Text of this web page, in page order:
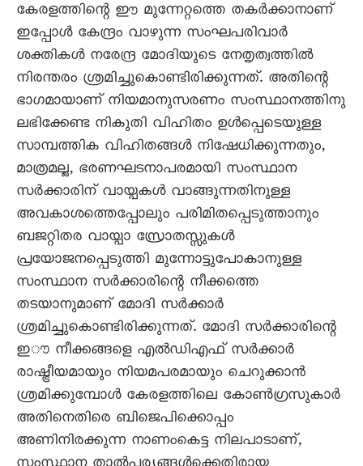
കേരളത്തിന്റെ ഈ മുന്നേറ്റത്തെ തകർക്കാനാണ്
ഇപ്പോൾ കേന്ദ്രം വാഴുന്ന സംഘപരിവാർ
ശക്തികൾ നരേന്ദ്ര മോദിയുടെ നേതൃത്വത്തിൽ
നിരന്തരം ശ്രമിച്ചുകൊണ്ടിരിക്കുന്നത്. അതിന്റെ
ഭാഗമായാണ് നിയമാനുസരണം സംസ്ഥാനത്തിനു
ലഭിക്കേണ്ട നികുതി വിഹിതം ഉൾപ്പെടെയുള്ള
സാമ്പത്തിക വിഹിതങ്ങൾ നിഷേധിക്കുന്നതും,
മാത്രമല്ല, ഭരണഘടനാപരമായി സംസ്ഥാന
സർക്കാരിന് വായ്പകൾ വാങ്ങുന്നതിനുള്ള
അവകാശത്തെപ്പോലും പരിമിതപ്പെടുത്താനും
ബജറ്റിതര വായ്പാ സ്രോതസ്സുകൾ
പ്രയോജനപ്പെടുത്തി മുന്നോട്ടുപോകാനുള്ള
സംസ്ഥാന സർക്കാരിന്റെ നീക്കത്തെ
തടയാനുമാണ് മോദി സർക്കാർ
ശ്രമിച്ചുകൊണ്ടിരിക്കുന്നത്. മോദി സർക്കാരിന്റെ
ഇൗ നീക്കങ്ങളെ എൽഡിഎഫ് സർക്കാർ
രാഷ്ട്രീയമായും നിയമപരമായും ചെറുക്കാൻ
ശ്രമിക്കുമ്പോൾ കേരളത്തിലെ കോൺഗ്രസുകാർ
അതിനെതിരെ ബിജെപിക്കൊപ്പം
അണിനിരക്കുന്ന നാണംകെട്ട നിലപാടാണ്,